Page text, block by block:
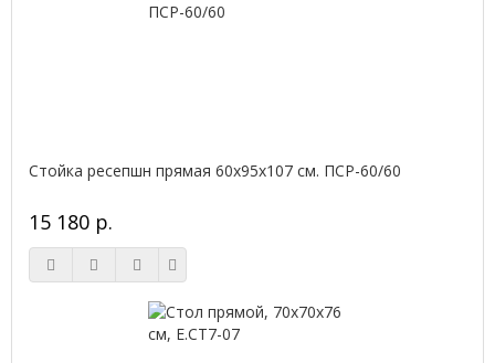
Стойка ресепшн прямая 60х95х107 см. ПСР-60/60
15 180 р.